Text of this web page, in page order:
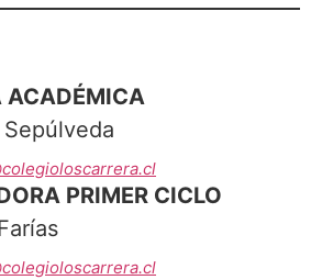
ACADÉMICA
PRIMER CICLO